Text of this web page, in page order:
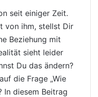
seit einiger Zeit.
von ihm, stellst Dir
Beziehung mit
sieht leider
Du das ändern?
die Frage „Wie
In diesem Beitrag